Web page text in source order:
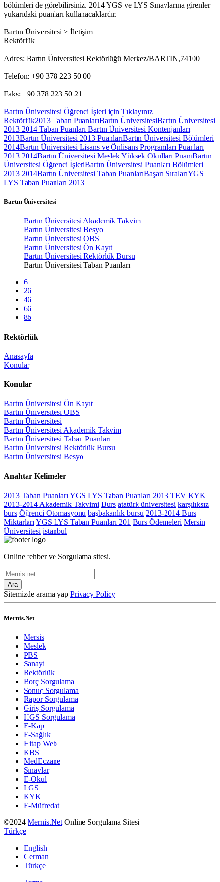
bölümleri de görebilirsiniz. 2014 YGS ve LYS Sınavlarına girenler
yukarıdaki puanları kullanacaklardır.
Bartın Üniversitesi > İletişim
Rektörlük
Adres: Bartın Üniversitesi Rektörlüğü Merkez/BARTIN,74100
Telefon: +90 378 223 50 00
Faks: +90 378 223 50 21
Bartın Üniversitesi Öğrenci İşleri için Tıklayınız
Rektörlük2013 Taban PuanlarıBartın ÜniversitesiBartın Üniversitesi
2013 2014 Taban Puanları Bartın Üniversitesi Kontenjanları
2013Bartın Üniversitesi 2013 PuanlarıBartın Üniversitesi Bölümleri
2014Bartın Üniversitesi Lisans ve Önlisans Programları Puanları
2013 2014Bartın Üniversitesi Meslek Yüksek Okulları PuanıBartın
Üniversitesi Öğrenci İşleriBartın Üniversitesi Puanları Bölümleri
2013 2014Bartın Üniversitesi Taban PuanlarıBaşarı SıralarıYGS
LYS Taban Puanları 2013
Bartın Üniversitesi
Bartın Üniversitesi Akademik Takvim
Bartın Üniversitesi Besyo
Bartın Üniversitesi OBS
Bartın Üniversitesi Ön Kayıt
Bartın Üniversitesi Rektörlük Bursu
Bartın Üniversitesi Taban Puanları
6
26
46
66
86
Rektörlük
Anasayfa
Konular
Konular
Bartın Üniversitesi Ön Kayıt
Bartın Üniversitesi OBS
Bartın Üniversitesi
Bartın Üniversitesi Akademik Takvim
Bartın Üniversitesi Taban Puanları
Bartın Üniversitesi Rektörlük Bursu
Bartın Üniversitesi Besyo
Anahtar Kelimeler
2013 Taban Puanları YGS LYS Taban Puanları 2013 TEV KYK
2013-2014 Akademik Takvimi Burs atatürk üniversitesi karşılıksız
burs Öğrenci Otomasyonu başbakanlık bursu 2013-2014 Burs
Miktarları YGS LYS Taban Puanları 201 Burs Ödemeleri Mersin
Üniversitesi istanbul
Online rehber ve Sorgulama sitesi.
Ara
Sitemizde arama yap Privacy Policy
Mernis.Net
Mersis
Meslek
PBS
Sanayi
Rektörlük
Borç Sorgulama
Sonuç Sorgulama
Rapor Sorgulama
Giriş Sorgulama
HGS Sorgulama
E-Kap
E-Sağlık
Hitap Web
KBS
MedEczane
Sınavlar
E-Okul
LGS
KYK
E-Müfredat
©2024 Mernis.Net Online Sorgulama Sitesi
Türkçe
English
German
Türkçe